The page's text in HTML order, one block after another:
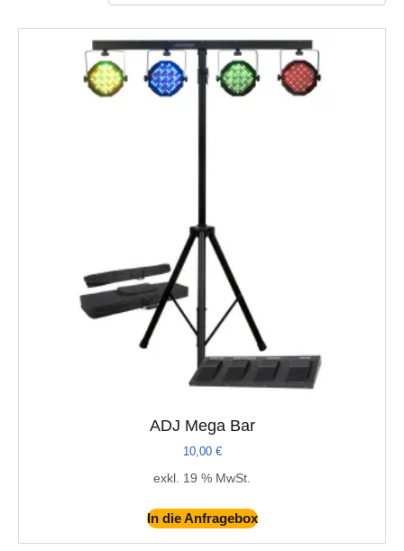
ADJ Mega Bar
10,00 €
exkl. 19 % MwSt.
In die Anfragebox